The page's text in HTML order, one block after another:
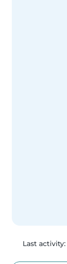
Last activity: